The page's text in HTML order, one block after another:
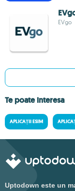
EVgo
Te poate interesa
APLICAȚII ESIM
Uptodown este un